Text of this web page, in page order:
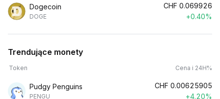
Dogecoin
DOGE
CHF 0.069926
+0.40%
Trendujące monety
Token Cena i 24H%
Pudgy Penguins
PENGU
CHF 0.00625905
+4.20%